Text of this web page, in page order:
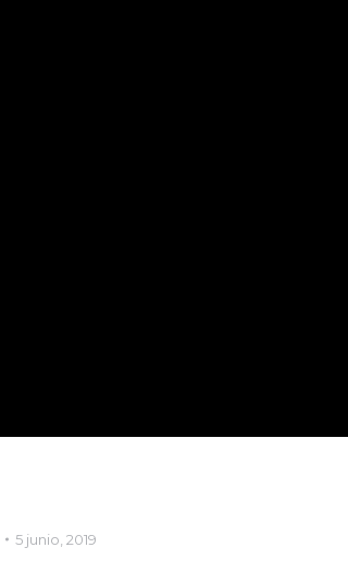
5 junio, 2019